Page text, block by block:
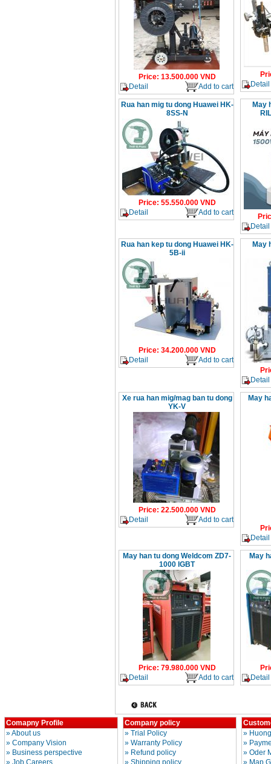
Price: 13.500.000VND
Detail
Add to cart
Detail
Rua han mig tu dong Huawei HK-
8SS-N
Price: 55.550.000VND
Detail
Add to cart
May
Detail
Rua han kep tu dong Huawei HK-
5B-ii
Price: 34.200.000VND
Detail
Add to cart
May
Detail
Xe rua han mig/mag ban tu dong
YK-V
Price: 22.500.000VND
Detail
Add to cart
May
Detail
May han tu dong Weldcom ZD7-
1000 IGBT
Price: 79.980.000VND
Detail
Add to cart
May
Detail
Comapny Profile
»About us
» Company Vision
» Business perspective
» Job Careers
Company policy
» Trial Policy
» Warranty Policy
» Refund policy
» Shipping policy
»
»
» Oder
» Map